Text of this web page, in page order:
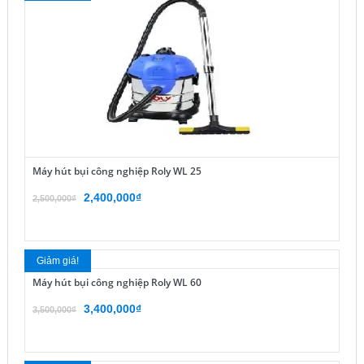
Máy hút bụi công nghiệp Roly WL 25
2,500,000₫
Giá
2,500,000₫.
2,400,000₫Giá
là:
2,400,000₫.
Giảm giá!
Máy hút bụi công nghiệp Roly WL 60
3,500,000₫
Giá
3,500,000₫.
3,400,000₫Giá
là: